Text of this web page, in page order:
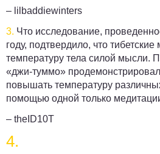
– lilbaddiewinters
3. Что исследование,
году, подтвердило, что
температуру тела силой мысли.
«джи-туммо»
повышать температуру
помощью одной только
– theID10T
4.